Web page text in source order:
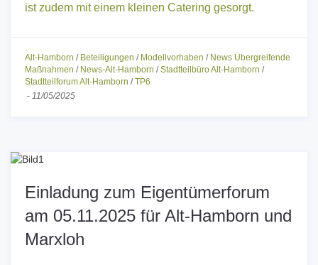
ist zudem mit einem kleinen Catering gesorgt.
Alt-Hamborn / Beteiligungen / Modellvorhaben / News Übergreifende
Maßnahmen / News-Alt-Hamborn /Stadtteilbüro Alt-Hamborn /
Stadtteilforum Alt-Hamborn /TP6
- 11/05/2025
Einladung zum Eigentümerforum
am 05.11.2025 für Alt-Hamborn und
Marxloh